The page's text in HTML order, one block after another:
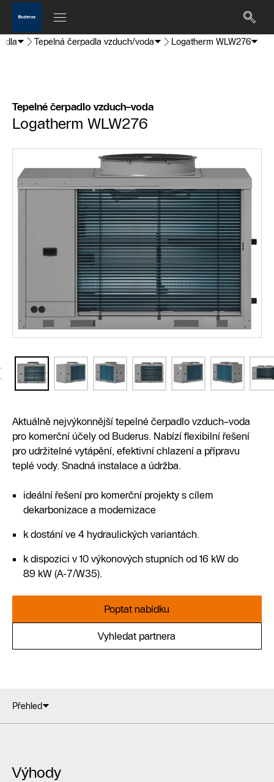
Tepelná čerpadla vzduch/voda Logatherm WLW276
Tepelné čerpadlo vzduch–voda
Logatherm WLW276
Aktuálně nejvýkonnější tepelné čerpadlo vzduch–voda
pro komerční účely od Buderus. Nabízí flexibilní řešení
pro udržitelné vytápění, efektivní chlazení a přípravu
teplé vody. Snadná instalace a údržba.
ideální řešení pro komerční projekty s cílem
dekarbonizace a modernizace
k dostání ve 4 hydraulických variantách.
k dispozici v 10 výkonových stupních od 16 kW do
89 kW (A-7/W35).
Poptat nabídku
Vyhledat partnera
Přehled
Výhody